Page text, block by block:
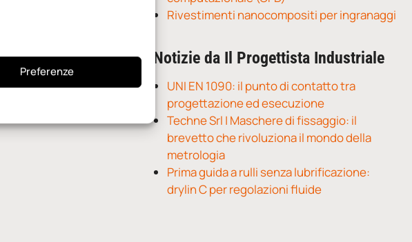
Preferenze
Rivestimenti nanocompositi per ingranaggi
Notizie da Il Progettista Industriale
UNI EN 1090: il punto di contatto tra
progettazione ed esecuzione
Techne Srl | Maschere di fissaggio: il
brevetto che rivoluziona il mondo della
metrologia
Prima guida a rulli senza lubrificazione:
drylin C per regolazioni fluide